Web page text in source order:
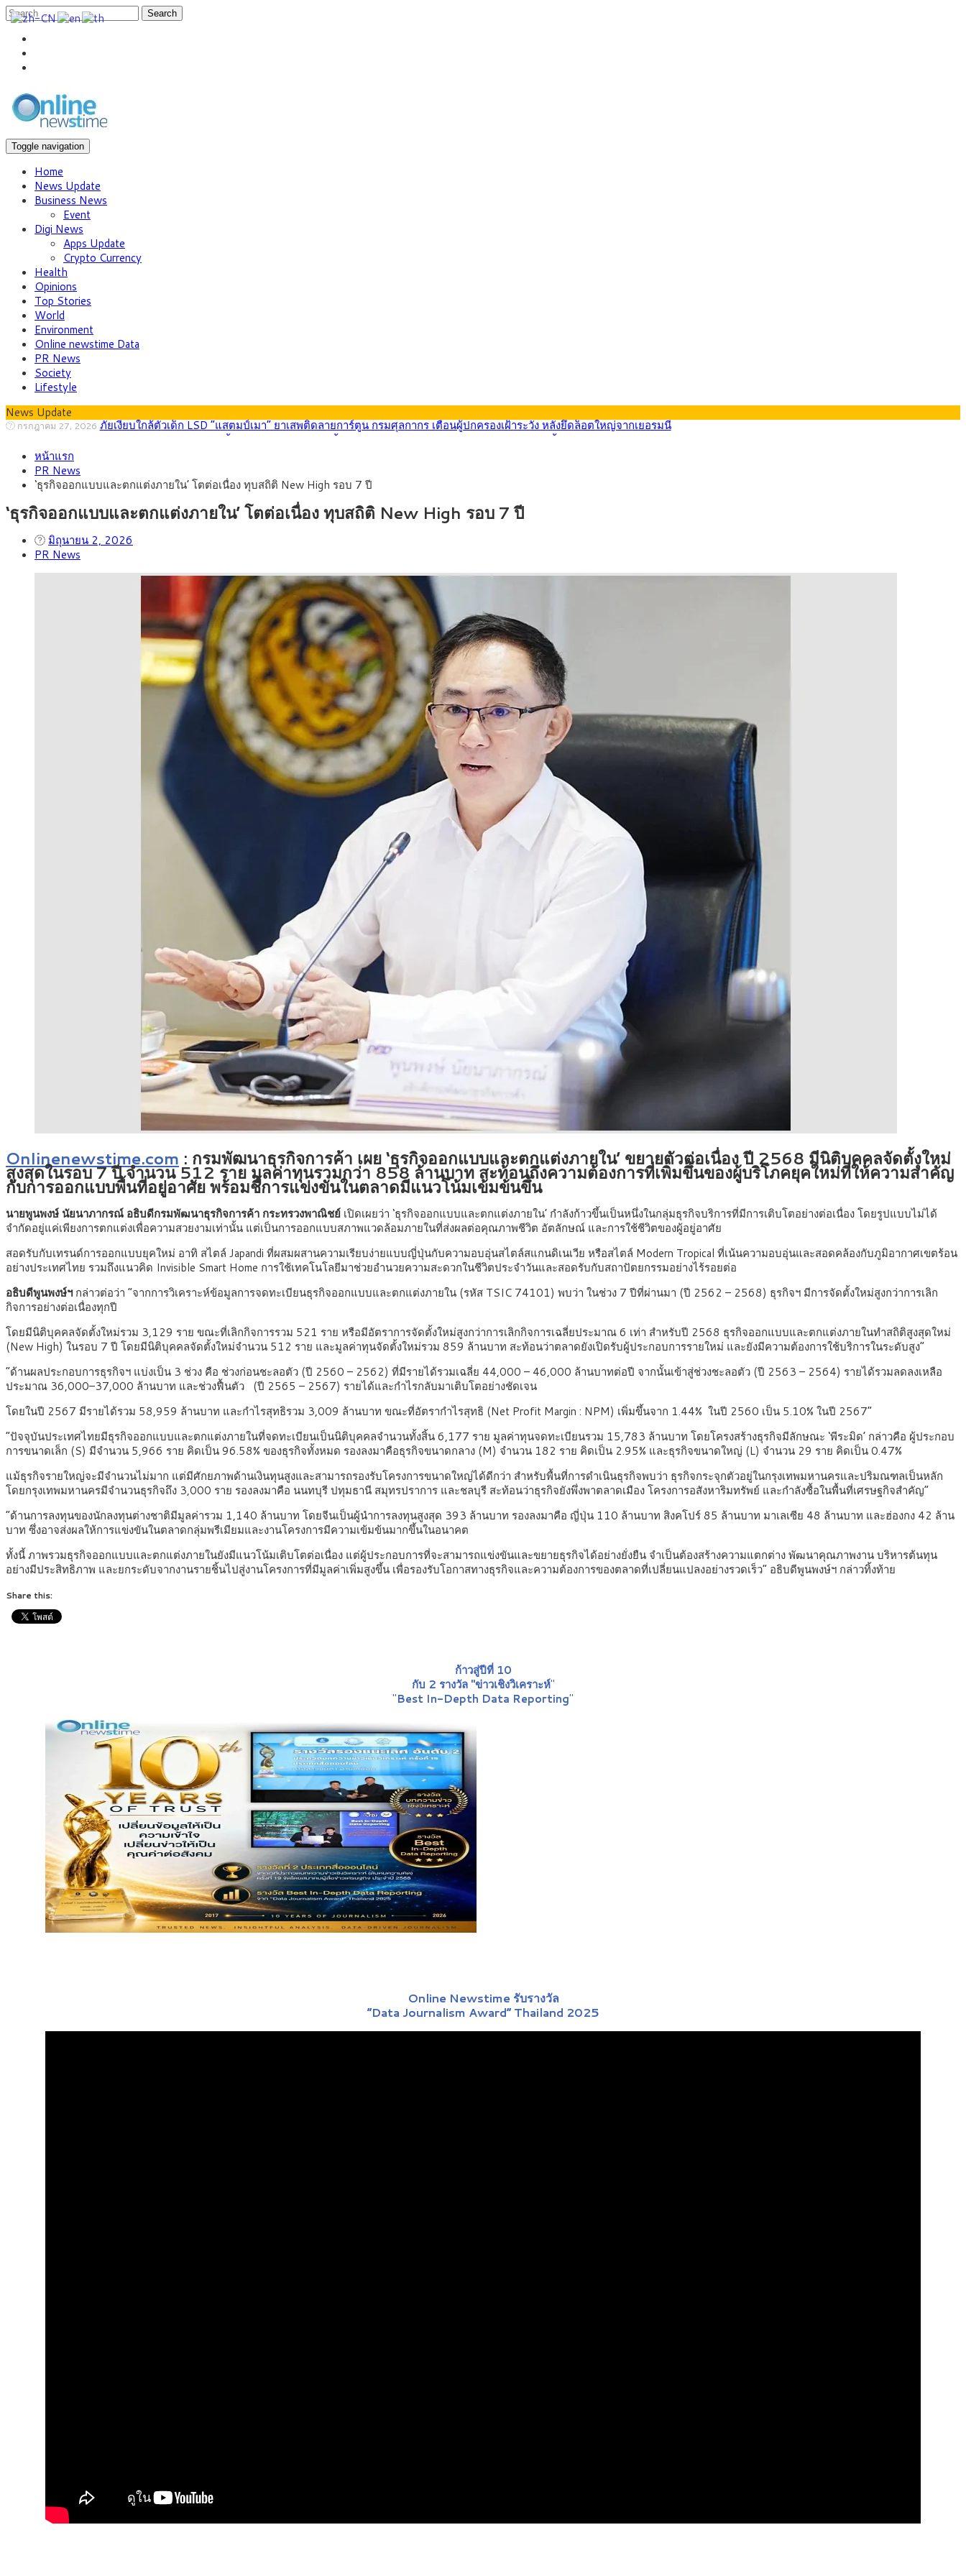
Search
Toggle navigation
Home
News Update
Business News
Event
Digi News
Apps Update
Crypto Currency
Health
Opinions
Top Stories
World
Environment
Online newstime Data
PR News
Society
Lifestyle
News Update
กรกฎาคม 27, 2026 กรุงศรี คาดเงินบาทสัปดาห์นี้ (27–31 ก.ค. 2569) ซื้อขายในกรอบ 33.40-34.00 มองเฟดคงดอกเบี้ย
สิงหาคม 4, 2026
สิงหาคม 3, 2026
สิงหาคม 1, 2026 “เอกนิติ” เปิดเครื่องยนต์เศรษฐกิจใหม่ของไทย เดินหน้า 5 ยุทธศาสตร์ รื้อโครงสร้างเศรษฐกิจ ดันไทยโตเต็มศักยภาพ
กรกฎาคม 27, 2026 ภัยเงียบใกล้ตัวเด็ก LSD “แสตมป์เมา” ยาเสพติดลายการ์ตูน กรมศุลกากร เตือนผู้ปกครองเฝ้าระวัง หลังยึดล็อตใหญ่จากเยอรมนี
หน้าแรก
PR News
‘ธุรกิจออกแบบและตกแต่งภายใน’ โตต่อเนื่อง ทุบสถิติ New High รอบ 7 ปี
‘ธุรกิจออกแบบและตกแต่งภายใน’ โตต่อเนื่อง ทุบสถิติ New High รอบ 7 ปี
มิถุนายน 2, 2026
PR News
Onlinenewstime.com : กรมพัฒนาธุรกิจการค้า เผย ‘ธุรกิจออกแบบและตกแต่งภายใน’ ขยายตัวต่อเนื่อง ปี 2568 มีนิติบุคคลจัดตั้งใหม่
สูงสุดในรอบ 7 ปี จำนวน 512 ราย มูลค่าทุนรวมกว่า 858 ล้านบาท สะท้อนถึงความต้องการที่เพิ่มขึ้นของผู้บริโภคยุคใหม่ที่ให้ความสำคัญ
กับการออกแบบพื้นที่อยู่อาศัย พร้อมชี้การแข่งขันในตลาดมีแนวโน้มเข้มข้นขึ้น
นายพูนพงษ์ นัยนาภากรณ์ อธิบดีกรมพัฒนาธุรกิจการค้า กระทรวงพาณิชย์ เปิดเผยว่า ‘ธุรกิจออกแบบและตกแต่งภายใน’ กำลังก้าวขึ้นเป็นหนึ่งในกลุ่มธุรกิจบริการที่มีการเติบโตอย่างต่อเนื่อง โดยรูปแบบไม่ได้
จำกัดอยู่แค่เพียงการตกแต่งเพื่อความสวยงามเท่านั้น แต่เป็นการออกแบบสภาพแวดล้อมภายในที่ส่งผลต่อคุณภาพชีวิต อัตลักษณ์ และการใช้ชีวิตของผู้อยู่อาศัย
สอดรับกับเทรนด์การออกแบบยุคใหม่ อาทิ สไตล์ Japandi ที่ผสมผสานความเรียบง่ายแบบญี่ปุ่นกับความอบอุ่นสไตล์สแกนดิเนเวีย หรือสไตล์ Modern Tropical ที่เน้นความอบอุ่นและสอดคล้องกับภูมิอากาศเขตร้อน
อย่างประเทศไทย รวมถึงแนวคิด Invisible Smart Home การใช้เทคโนโลยีมาช่วยอำนวยความสะดวกในชีวิตประจำวันและสอดรับกับสถาปัตยกรรมอย่างไร้รอยต่อ
อธิบดีพูนพงษ์ฯกล่าวต่อว่า “จากการวิเคราะห์ข้อมูลการจดทะเบียนธุรกิจออกแบบและตกแต่งภายใน (รหัส TSIC 74101) พบว่า ในช่วง 7 ปีที่ผ่านมา (ปี 2562 – 2568) ธุรกิจฯ มีการจัดตั้งใหม่สูงกว่าการเลิก
กิจการอย่างต่อเนื่องทุกปี
โดยมีนิติบุคคลจัดตั้งใหม่รวม 3,129 ราย ขณะที่เลิกกิจการรวม 521 ราย หรือมีอัตราการจัดตั้งใหม่สูงกว่าการเลิกกิจการเฉลี่ยประมาณ 6 เท่า สำหรับปี 2568 ธุรกิจออกแบบและตกแต่งภายในทำสถิติสูงสุดใหม่
(New High) ในรอบ 7 ปี โดยมีนิติบุคคลจัดตั้งใหม่จำนวน 512 ราย และมูลค่าทุนจัดตั้งใหม่รวม 859 ล้านบาท สะท้อนว่าตลาดยังเปิดรับผู้ประกอบการรายใหม่ และยังมีความต้องการใช้บริการในระดับสูง”
“ด้านผลประกอบการธุรกิจฯ แบ่งเป็น 3 ช่วง คือ ช่วงก่อนชะลอตัว (ปี 2560 – 2562) ที่มีรายได้รวมเฉลี่ย 44,000 – 46,000 ล้านบาทต่อปี จากนั้นเข้าสู่ช่วงชะลอตัว (ปี 2563 – 2564) รายได้รวมลดลงเหลือ
ประมาณ 36,000–37,000 ล้านบาท และช่วงฟื้นตัว (ปี 2565 – 2567) รายได้และกำไรกลับมาเติบโตอย่างชัดเจน
โดยในปี 2567 มีรายได้รวม 58,959 ล้านบาท และกำไรสุทธิรวม 3,009 ล้านบาท ขณะที่อัตรากำไรสุทธิ (Net Profit Margin : NPM) เพิ่มขึ้นจาก 1.44% ในปี 2560 เป็น 5.10% ในปี 2567”
“ปัจจุบันประเทศไทยมีธุรกิจออกแบบและตกแต่งภายในที่จดทะเบียนเป็นนิติบุคคลจำนวนทั้งสิ้น 6,177 ราย มูลค่าทุนจดทะเบียนรวม 15,783 ล้านบาท โดยโครงสร้างธุรกิจมีลักษณะ ‘พีระมิด’ กล่าวคือ ผู้ประกอบ
การขนาดเล็ก (S) มีจำนวน 5,966 ราย คิดเป็น 96.58% ของธุรกิจทั้งหมด รองลงมาคือธุรกิจขนาดกลาง (M) จำนวน 182 ราย คิดเป็น 2.95% และธุรกิจขนาดใหญ่ (L) จำนวน 29 ราย คิดเป็น 0.47%
แม้ธุรกิจรายใหญ่จะมีจำนวนไม่มาก แต่มีศักยภาพด้านเงินทุนสูงและสามารถรองรับโครงการขนาดใหญ่ได้ดีกว่า สำหรับพื้นที่การดำเนินธุรกิจพบว่า ธุรกิจกระจุกตัวอยู่ในกรุงเทพมหานครและปริมณฑลเป็นหลัก
โดยกรุงเทพมหานครมีจำนวนธุรกิจถึง 3,000 ราย รองลงมาคือ นนทบุรี ปทุมธานี สมุทรปราการ และชลบุรี สะท้อนว่าธุรกิจยังพึ่งพาตลาดเมือง โครงการอสังหาริมทรัพย์ และกำลังซื้อในพื้นที่เศรษฐกิจสำคัญ”
“ด้านการลงทุนของนักลงทุนต่างชาติมีมูลค่ารวม 1,140 ล้านบาท โดยจีนเป็นผู้นำการลงทุนสูงสุด 393 ล้านบาท รองลงมาคือ ญี่ปุ่น 110 ล้านบาท สิงคโปร์ 85 ล้านบาท มาเลเซีย 48 ล้านบาท และฮ่องกง 42 ล้าน
บาท ซึ่งอาจส่งผลให้การแข่งขันในตลาดกลุ่มพรีเมียมและงานโครงการมีความเข้มข้นมากขึ้นในอนาคต
ทั้งนี้ ภาพรวมธุรกิจออกแบบและตกแต่งภายในยังมีแนวโน้มเติบโตต่อเนื่อง แต่ผู้ประกอบการที่จะสามารถแข่งขันและขยายธุรกิจได้อย่างยั่งยืน จำเป็นต้องสร้างความแตกต่าง พัฒนาคุณภาพงาน บริหารต้นทุน
อย่างมีประสิทธิภาพ และยกระดับจากงานรายชิ้นไปสู่งานโครงการที่มีมูลค่าเพิ่มสูงขึ้น เพื่อรองรับโอกาสทางธุรกิจและความต้องการของตลาดที่เปลี่ยนแปลงอย่างรวดเร็ว” อธิบดีพูนพงษ์ฯ กล่าวทิ้งท้าย
Share this:
ก้าวสู่ปีที่ 10
กับ 2 รางวัล "ข่าวเชิงวิเคราะห์"
"Best In-Depth Data Reporting"
Online Newstime รับรางวัล
“Data Journalism Award” Thailand 2025